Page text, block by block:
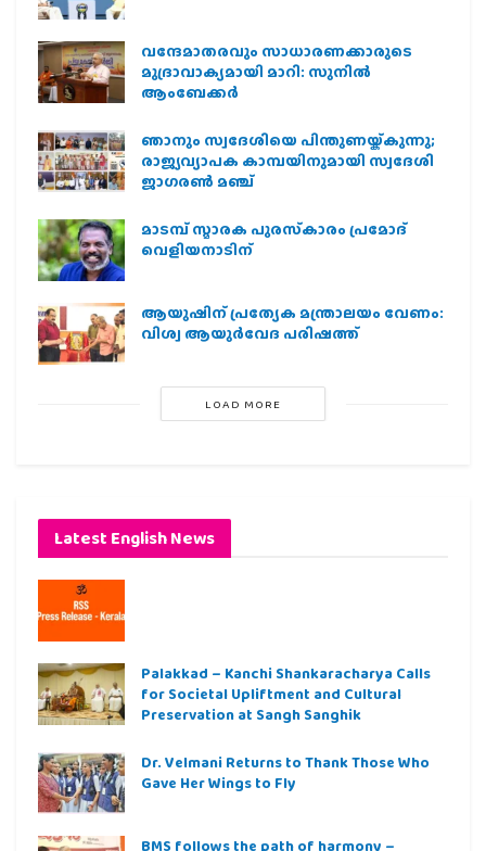
വന്ദേമാതരവും സാധാരണക്കാരുടെ
മുദ്രാവാക്യമായി മാറി: സുനിൽ
ആംബേക്കർ
ഞാനും സ്വദേശിയെ പിന്തുണയ്ക്കുന്നു;
രാജ്യവ്യാപക കാമ്പയിനുമായി സ്വദേശി
ജാഗരണ്‍ മഞ്ച്
മാടമ്പ് സ്മാരക പുരസ്‌കാരം പ്രമോദ്
വെളിയനാടിന്
ആയുഷിന് പ്രത്യേക മന്ത്രാലയം വേണം:
വിശ്വ ആയുര്‍വേദ പരിഷത്ത്
LOAD MORE
Latest English News
Palakkad – Kanchi Shankaracharya Calls
for Societal Upliftment and Cultural
Preservation at Sangh Sanghik
Dr. Velmani Returns to Thank Those Who
Gave Her Wings to Fly
BMS follows the path of harmony –